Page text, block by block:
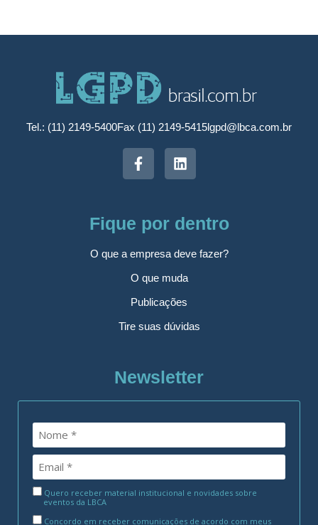
Tel.: (11) 2149-5400Fax (11) 2149-5415lgpd@lbca.com.br
Fique por dentro
O que a empresa deve fazer?
O que muda
Publicações
Tire suas dúvidas
Newsletter
Quero receber material institucional e novidades sobre
eventos da LBCA
Concordo em receber comunicações de acordo com meus